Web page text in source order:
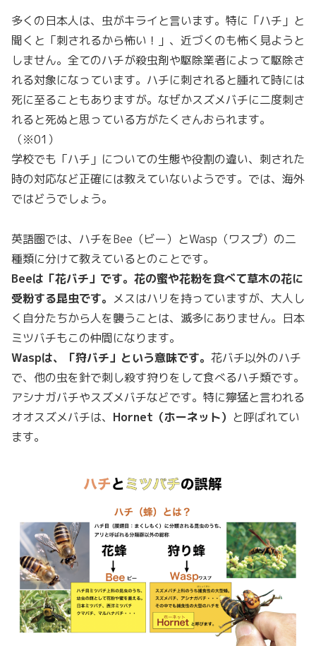
多くの日本人は、虫がキライと言います。特に「ハチ」と
聞くと「刺されるから怖い！」、近づくのも怖く見ようと
しません。全てのハチが殺虫剤や駆除業者によって駆除さ
れる対象になっています。ハチに刺されると腫れて時には
死に至ることもありますが。なぜかスズメバチに二度刺さ
れると死ぬと思っている方がたくさんおられます。
（※01）
学校でも「ハチ」についての生態や役割の違い、刺された
時の対応など正確には教えていないようです。では、海外
ではどうでしょう。
英語圏では、ハチをBee（ビー）とWasp（ワスプ）の二
種類に分けて教えているとのことです。
Beeは「花バチ」です。花の蜜や花粉を食べて草木の花に
受粉する昆虫です。 メスはハリを持っていますが、大人し
く自分たちから人を襲うことは、滅多にありません。日本
ミツバチもこの仲間になります。
Waspは、「狩バチ」という意味です。 花バチ以外のハチ
で、他の虫を針で刺し殺す狩りをして食べるハチ類です。
アシナガバチやスズメバチなどです。特に獰猛と言われる
オオスズメバチは、 Hornet（ホーネット） と呼ばれてい
ます。